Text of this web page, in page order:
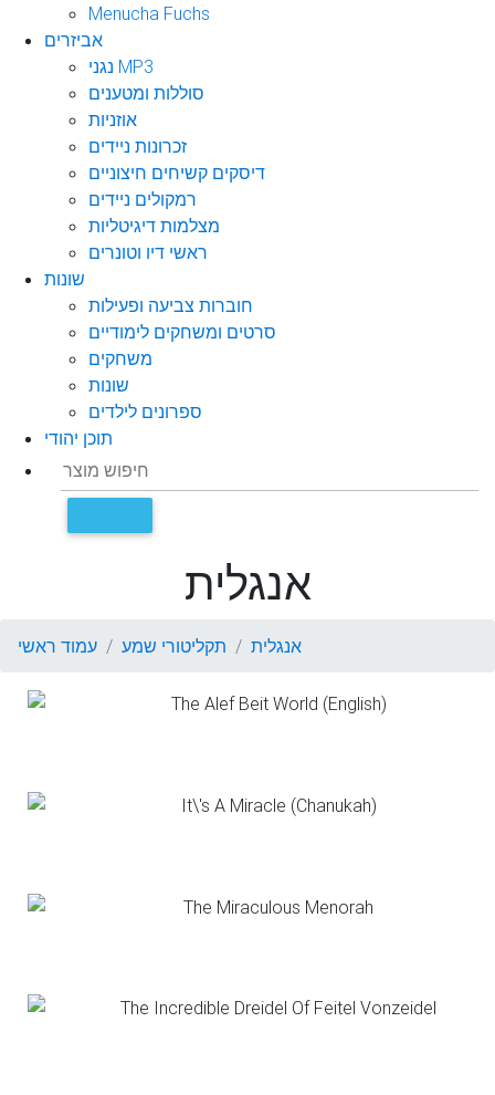
Menucha Fuchs
אביזרים
נגני MP3
סוללות ומטענים
אוזניות
זכרונות ניידים
דיסקים קשיחים חיצוניים
רמקולים ניידים
מצלמות דיגיטליות
ראשי דיו וטונרים
שונות
חוברות צביעה ופעילות
סרטים ומשחקים לימודיים
משחקים
שונות
ספרונים לילדים
תוכן יהודי
אנגלית
עמוד ראשי תקליטורי שמע אנגלית